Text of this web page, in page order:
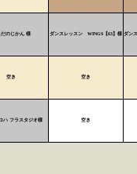
だのじかん 様 ダンスレッスン WINGS【63】様 ダン
空き 空き
ハ フラスタジオ様 空き